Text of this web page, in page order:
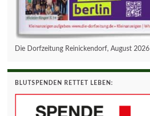
Die Dorfzeitung Reinickendorf, August 2026
BLUTSPENDEN RETTET LEBEN: